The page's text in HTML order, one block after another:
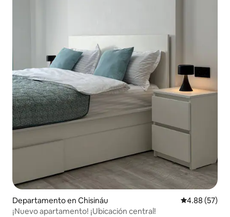
Departamento en Chisináu Calificación
4.88 (57)
¡Nuevo apartamento! ¡Ubicación central!